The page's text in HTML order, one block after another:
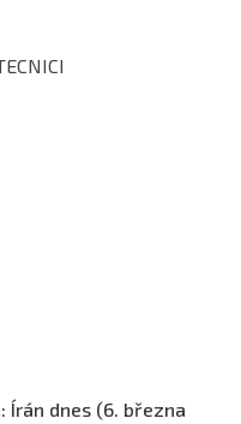
Írán dnes (6. března